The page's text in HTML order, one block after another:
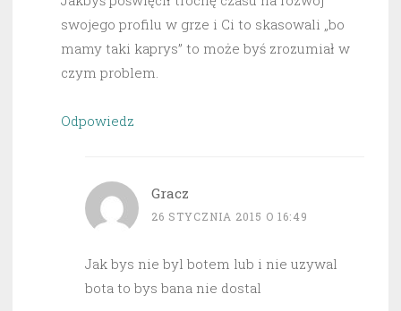
swojego profilu w grze i Ci to skasowali „bo
mamy taki kaprys” to może byś zrozumiał w
czym problem.
Odpowiedz
Gracz
26 STYCZNIA 2015 O 16:49
Jak bys nie byl botem lub i nie uzywal
bota to bys bana nie dostal